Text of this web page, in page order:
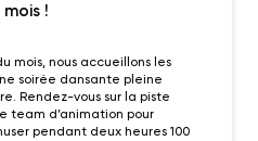
!
mois, nous accueillons les
soirée dansante pleine
Rendez-vous sur la piste
team d’animation pour
pendant deux heures 100